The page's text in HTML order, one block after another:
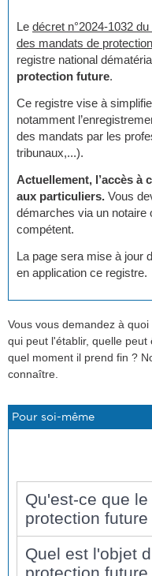
Le décret n°2024-1032
des mandats de
registre national
protection future.
Ce registre vise à
notamment
des mandats par les
tribunaux,...).
Actuellement, l’accès à
aux particuliers. Vous
démarches via un notaire
compétent.
La page sera mise à jour
en application ce registre.
Vous vous demandez à
qui peut l'établir, quelle
quel moment il prend fin ?
connaître.
Qu'est-ce que
protection future
Quel est l'objet
protection future